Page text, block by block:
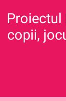
Proiectul
copii,